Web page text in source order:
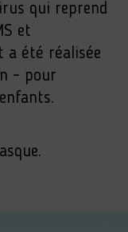
qui reprend
et
a été réalisée
- pour